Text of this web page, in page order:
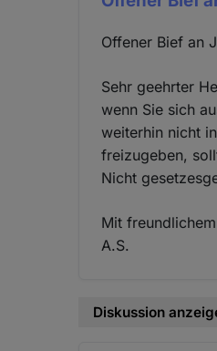
Offener Bief an
Sehr geehrter
wenn Sie sich
weiterhin nicht
freizugeben,
Nicht
Mit
A.S.
Diskussion